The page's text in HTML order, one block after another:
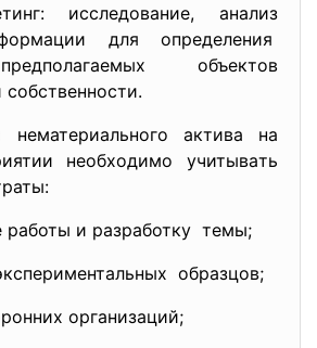
исследование, анализ
для определения
объектов
актива на
необходимо учитывaть
работы и разработку темы;
образцов;
организаций;